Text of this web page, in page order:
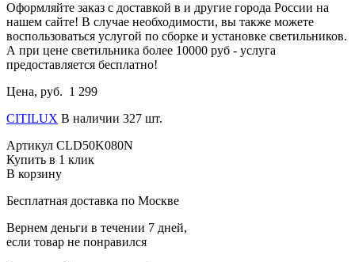
Оформляйте заказ с доставкой в и другие города России на
нашем сайте! В случае необходимости, вы также можете
воспользоваться услугой по сборке и установке светильников.
А при цене светильника более 10000 руб - услуга
предоставляется бесплатно!
Цена, руб. 1 299
CITILUX В наличии 327 шт.
Артикул CLD50K080N
Купить в 1 клик
В корзину
Бесплатная доставка по Москве
Вернем деньги в течении 7 дней,
если товар не понравился